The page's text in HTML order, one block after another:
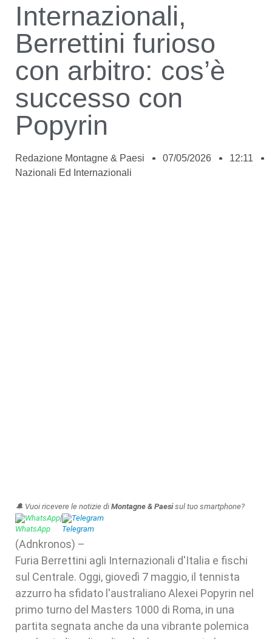
Internazionali,
Berrettini furioso
con arbitro: cos’è
successo con
Popyrin
Redazione Montagne & Paesi 07/05/2026
12:11
Nazionali Ed Internazionali
🔔 Vuoi ricevere le notizie di Montagne & Paesisul tuo smartphone?
WhatsApp| Telegram
(Adnkronos) –
Furia Berrettini agli Internazionali d'Italia e fischi
sul Centrale. Oggi, giovedì 7 maggio, il tennista
azzurro ha sfidato l'australiano Alexei Popyrin nel
primo turno del Masters 1000 di Roma, in una
partita segnata anche da una vibrante polemica